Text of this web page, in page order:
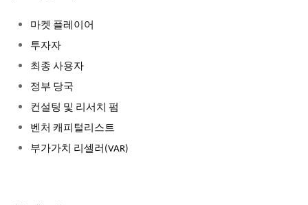
마켓 플레이어
투자자
최종 사용자
정부 당국
컨설팅 및 리서치 펌
벤처 캐피털리스트
부가가치 리셀러(VAR)